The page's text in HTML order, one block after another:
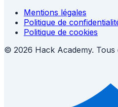
Mentions légales
Politique de
Politique de cookies
© 2026 Hack Academy. Tous